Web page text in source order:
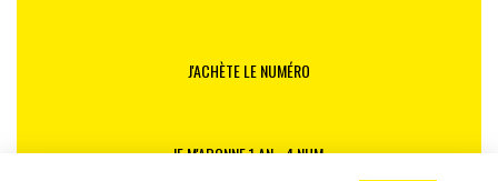
J'ACHÈTE LE NUMÉRO
JE M'ABONNE 1 AN - 4 NUM.